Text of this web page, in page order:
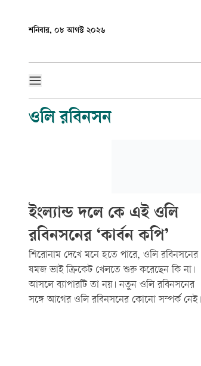
শনিবার, ০৮ আগস্ট ২০২৬
ওলি রবিনসন
ইংল্যান্ড দলে কে এই ওলি
রবিনসনের ‘কার্বন কপি’
শিরোনাম দেখে মনে হতে পারে, ওলি রবিনসনের
যমজ ভাই ক্রিকেট খেলতে শুরু করেছেন কি না।
আসলে ব্যাপারটি তা নয়। নতুন ওলি রবিনসনের
সঙ্গে আগের ওলি রবিনসনের কোনো সম্পর্ক নেই।